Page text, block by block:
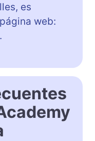
es
web:
.